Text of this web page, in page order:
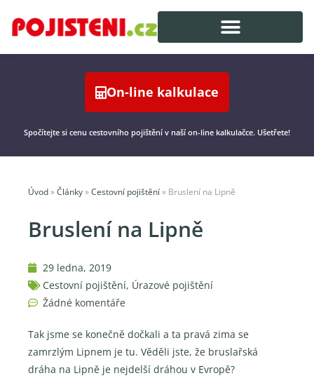
On-line kalkulace
Spočítejte si cenu cestovního pojištění v naší on-line kalkulačce. Ušetřete!
Úvod » Články » Cestovní pojištění » Bruslení na Lipně
Bruslení na Lipně
29 ledna, 2019
Cestovní pojištění, Úrazové pojištění
Žádné komentáře
Tak jsme se konečně dočkali a ta pravá zima se
zamrzlým Lipnem je tu. Věděli jste, že bruslařská
dráha na Lipně je nejdelší dráhou v Evropě?